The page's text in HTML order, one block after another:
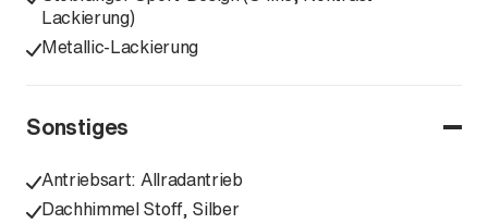
Lackierung)
Metallic-Lackierung
Sonstiges
Antriebsart: Allradantrieb
Dachhimmel Stoff, Silber